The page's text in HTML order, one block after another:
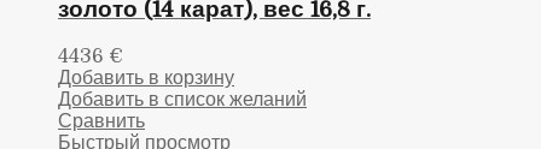
золото (14 карат), вес 16,8 г.
4436 €
Добавить в корзину
Добавить в список желаний
Сравнить
Быстрый просмотр